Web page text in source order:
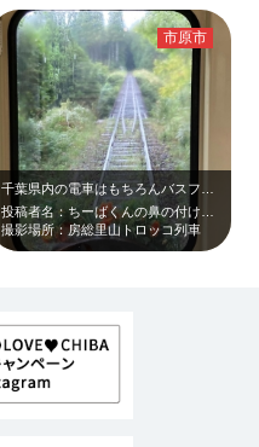
撮影場所：房総里山トロッコ列車
市原市